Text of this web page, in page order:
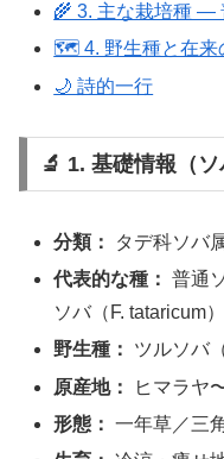
🌾 3. 主な栽培種 ―
🗺 4. 野生種と在来
🌙 詩的一行
🔬 1. 基礎情報（
分類：
タデ科ソバ
代表的な種： 普通
ソバ（F. tataricum）
野生種：
ツルソバ
原産地：
ヒマラヤ
形態： 一年草／三